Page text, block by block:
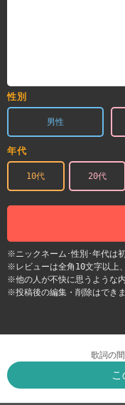
性別
男性
年代
10代 20代
※ニックネーム･性別･年代は
※レビューは全角10文字以上
※他の人が不快に思うような
※投稿後の編集・削除はできま
歌詞の